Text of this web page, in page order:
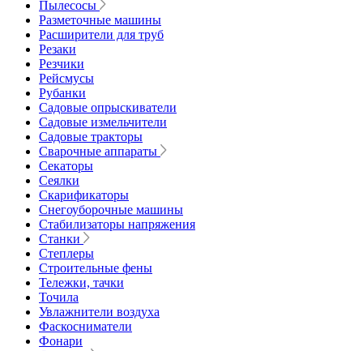
Пылесосы
Разметочные машины
Расширители для труб
Резаки
Резчики
Рейсмусы
Рубанки
Садовые опрыскиватели
Садовые измельчители
Садовые тракторы
Сварочные аппараты
Секаторы
Сеялки
Скарификаторы
Снегоуборочные машины
Стабилизаторы напряжения
Станки
Степлеры
Строительные фены
Тележки, тачки
Точила
Увлажнители воздуха
Фаскосниматели
Фонари